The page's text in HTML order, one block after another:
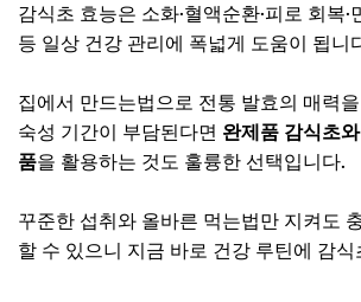
감식초 효능은 소화·혈액순환·피로 회복·
등 일상 건강 관리에 폭넓게 도움이 됩니
집에서 만드는법으로 전통 발효의 매력
숙성 기간이 부담된다면 완제품 감식초
품을 활용하는 것도 훌륭한 선택입니다.
꾸준한 섭취와 올바른 먹는법만 지켜도
할 수 있으니 지금 바로 건강 루틴에 감